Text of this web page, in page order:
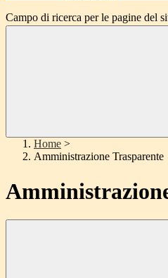
Campo di ricerca per le pagine del
Home >
Amministrazione Trasparente